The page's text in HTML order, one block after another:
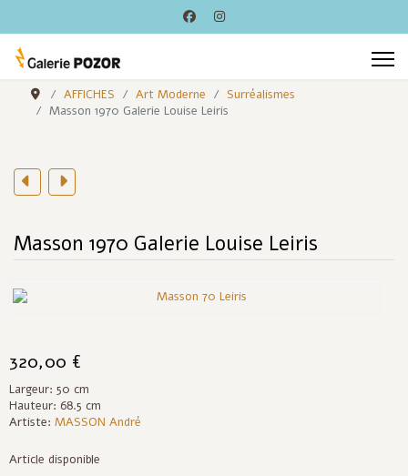
AFFICHES Art Moderne
Surréalismes
Masson 1970 Galerie Louise Leiris
Masson 1970 Galerie Louise Leiris
320,00 €
Largeur: 50 cm
Hauteur: 68.5 cm
Artiste: MASSON André
Article disponible